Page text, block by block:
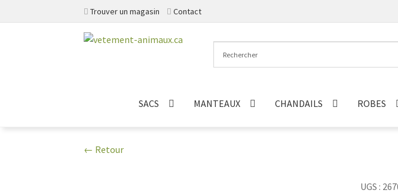
Trouver un magasin Contact
Aller
Aller
SACS MANTEAUX CHANDAILS ROBES
← Retour
UGS :